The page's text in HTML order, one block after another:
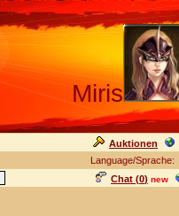
Miris
Auktionen
Language/Sprache:
Chat (0) new